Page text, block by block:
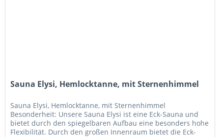
Sauna Elysi, Hemlocktanne, mit Sternenhimmel
Sauna Elysi, Hemlocktanne, mit Sternenhimmel
Besonderheit: Unsere Sauna Elysi ist eine Eck-Sauna und
bietet durch den spiegelbaren Aufbau eine besonders hohe
Flexibilität. Durch den großen Innenraum bietet die Eck-